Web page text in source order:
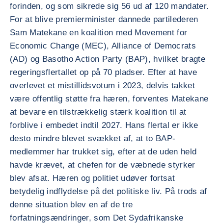
forinden, og som sikrede sig 56 ud af 120 mandater.
For at blive premierminister dannede partilederen
Sam Matekane en koalition med Movement for
Economic Change (MEC), Alliance of Democrats
(AD) og Basotho Action Party (BAP), hvilket bragte
regeringsflertallet op på 70 pladser. Efter at have
overlevet et mistillidsvotum i 2023, delvis takket
være offentlig støtte fra hæren, forventes Matekane
at bevare en tilstrækkelig stærk koalition til at
forblive i embedet indtil 2027. Hans flertal er ikke
desto mindre blevet svækket af, at to BAP-
medlemmer har trukket sig, efter at de uden held
havde krævet, at chefen for de væbnede styrker
blev afsat. Hæren og politiet udøver fortsat
betydelig indflydelse på det politiske liv. På trods af
denne situation blev en af de tre
forfatningsændringer, som Det Sydafrikanske